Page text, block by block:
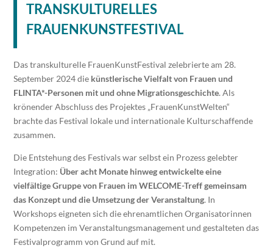
TRANSKULTURELLES
FRAUENKUNSTFESTIVAL
Das transkulturelle FrauenKunstFestival zelebrierte am 28.
September 2024 die künstlerische Vielfalt von Frauen und
FLINTA*-Personen mit und ohne Migrationsgeschichte. Als
krönender Abschluss des Projektes „FrauenKunstWelten“
brachte das Festival lokale und internationale Kulturschaffende
zusammen.
Die Entstehung des Festivals war selbst ein Prozess gelebter
Integration: Über acht Monate hinweg entwickelte eine
vielfältige Gruppe von Frauen im WELCOME-Treff gemeinsam
das Konzept und die Umsetzung der Veranstaltung. In
Workshops eigneten sich die ehrenamtlichen Organisatorinnen
Kompetenzen im Veranstaltungsmanagement und gestalteten das
Festivalprogramm von Grund auf mit.